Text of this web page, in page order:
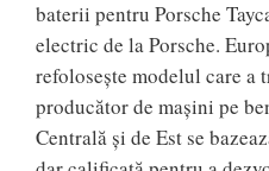
baterii pentru Porsche
electric de la Porsche.
refoloseşte modelul care a
producător de maşini pe
Centrală şi de Est se